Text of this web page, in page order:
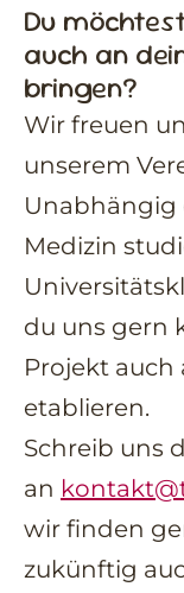
Du
auch an
bringen?
Wir freuen
unserem
Unabhängig
Medizin
du uns gern
Projekt auch
etablieren.
Schreib uns
an
wir finden
zukünftig